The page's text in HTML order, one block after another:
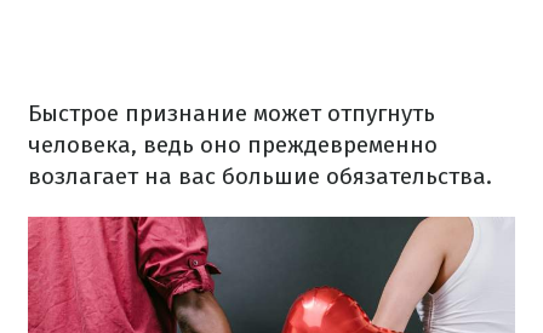
Быстрое признание может отпугнуть
человека, ведь оно преждевременно
возлагает на вас большие обязательства.